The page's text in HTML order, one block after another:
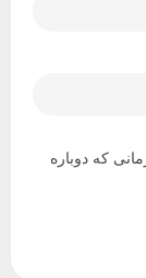
که دوباره